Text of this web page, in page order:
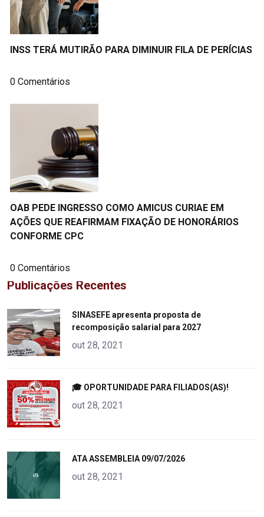
INSS TERÁ MUTIRÃO PARA DIMINUIR FILA DE PERÍCIAS
0 Comentários
OAB PEDE INGRESSO COMO AMICUS CURIAE EM
AÇÕES QUE REAFIRMAM FIXAÇÃO DE HONORÁRIOS
CONFORME CPC
0 Comentários
Publicações Recentes
alt="product">
SINASEFE apresenta proposta de
recomposição salarial para 2027
out 28, 2021
alt="product">
🎓 OPORTUNIDADE PARA FILIADOS(AS)!
out 28, 2021
alt="product">
ATA ASSEMBLEIA 09/07/2026
out 28, 2021